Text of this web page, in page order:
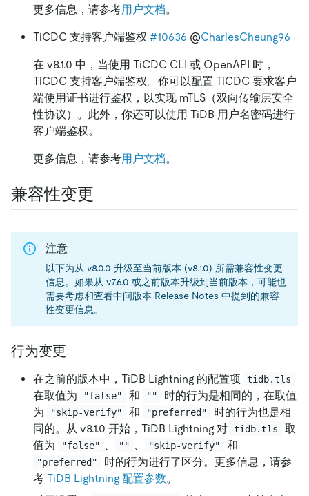
更多信息，请参考用户文档。
TiCDC 支持客户端鉴权 #10636 @CharlesCheung96
在 v8.1.0 中，当使用 TiCDC CLI 或 OpenAPI 时，
TiCDC 支持客户端鉴权。你可以配置 TiCDC 要求客户
端使用证书进行鉴权，以实现 mTLS（双向传输层安全
性协议）。此外，你还可以使用 TiDB 用户名密码进行
客户端鉴权。
更多信息，请参考用户文档。
兼容性变更
注意
以下为从 v8.0.0 升级至当前版本 (v8.1.0) 所需兼容性变更
信息。如果从 v7.6.0 或之前版本升级到当前版本，可能也
需要考虑和查看中间版本 Release Notes 中提到的兼容
性变更信息。
行为变更
在之前的版本中，TiDB Lightning 的配置项 tidb.tls
在取值为 "false" 和 ""
时的行为是相同的，在取值
为
"skip-verify" 和 "preferred"
时的行为也是相
同的。从 v8.1.0 开始，TiDB Lightning 对 tidb.tls
取
值为
"false" "" "skip-verify" 和
"preferred"
时的行为进行了区分。更多信息，请参
考 TiDB Lightning 配置参数。